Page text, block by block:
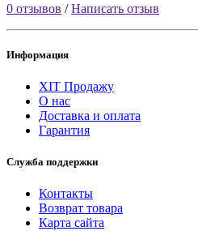
0 отзывов /Написать отзыв
Информация
ХІТ Продажу
О нас
Доставка и оплата
Гарантия
Служба поддержки
Контакты
Возврат товара
Карта сайта